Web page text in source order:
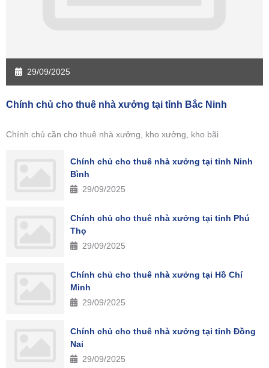
29/09/2025
Chính chủ cho thuê nhà xưởng tại tỉnh Bắc Ninh
Chính chủ cần cho thuê nhà xưởng, kho xưởng, kho bãi
Chính chủ cho thuê nhà xưởng tại tỉnh Ninh
Bình
29/09/2025
Chính chủ cho thuê nhà xưởng tại tỉnh Phú
Thọ
29/09/2025
Chính chủ cho thuê nhà xưởng tại Hồ Chí
Minh
29/09/2025
Chính chủ cho thuê nhà xưởng tại tỉnh Đồng
Nai
29/09/2025